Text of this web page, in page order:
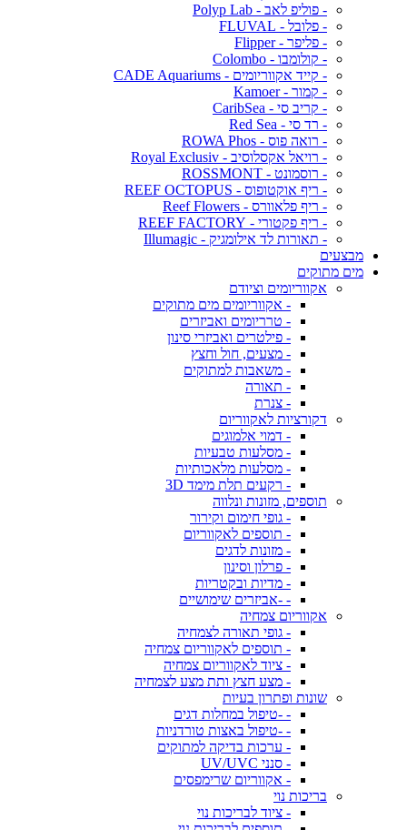
- פוליפ לאב - Polyp Lab
- פלובל - FLUVAL
- פליפר - Flipper
- קולומבו - Colombo
- קייד אקווריומים - CADE Aquariums
- קמור - Kamoer
- קריב סי - CaribSea
- רד סי - Red Sea
- רואה פוס - ROWA Phos
- רויאל אקסלוסיב - Royal Exclusiv
- רוסמונט - ROSSMONT
- ריף אוקטופוס - REEF OCTOPUS
- ריף פלאוורס - Reef Flowers
- ריף פקטורי - REEF FACTORY
- תאורות לד אילומגיק - Illumagic
מבצעים
מים מתוקים
אקווריומים וציודם
- אקווריומים מים מתוקים
- טרריומים ואביזרים
- פילטרים ואביזרי סינון
- מצעים, חול וחצץ
- משאבות למתוקים
- תאורה
- צנרת
דקורציות לאקווריום
- דמוי אלמוגים
- מסלעות טבעיות
- מסלעות מלאכותיות
- רקעים תלת מימד 3D
תוספים, מזונות ונלווה
- גופי חימום וקירור
- תוספים לאקווריום
- מזונות לדגים
- פרלון וסינון
- מדיות ובקטריות
- -אביזרים שימושיים
אקווריום צמחיה
- גופי תאורה לצמחיה
- תוספים לאקווריום צמחיה
- ציוד לאקווריום צמחיה
- מצע חצץ ותת מצע לצמחיה
שונות ופתרון בעיות
- -טיפול במחלות דגים
- -טיפול באצות טורדניות
- ערכות בדיקה למתוקים
- סנני UV/UVC
- אקווריום שרימפסים
בריכות נוי
- ציוד לבריכות נוי